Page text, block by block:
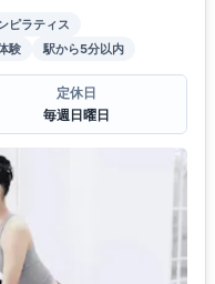
ピラティス
験 駅から5分以内
定休日
毎週日曜日